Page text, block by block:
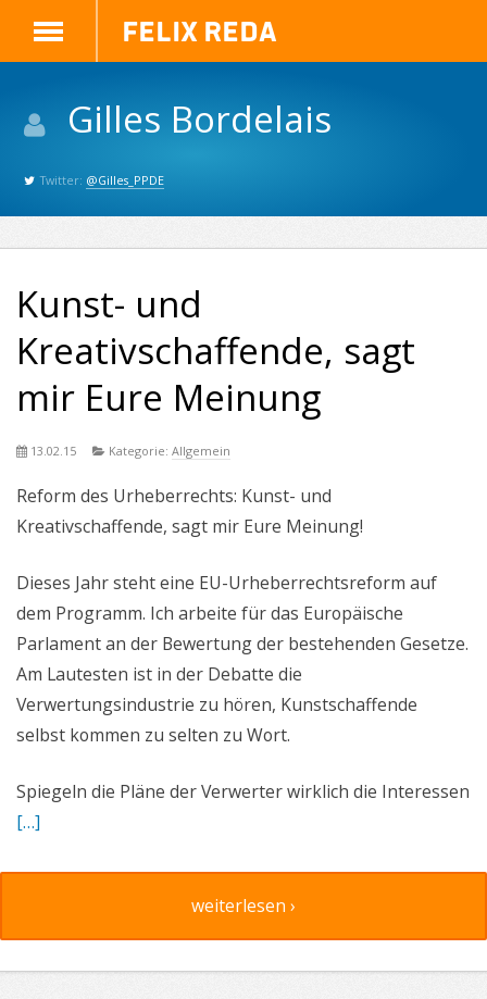
Felix Reda
Gilles Bordelais
Twitter: @Gilles_PPDE
Kunst- und
Kreativschaffende, sagt
mir Eure Meinung
13.02.15 Kategorie:Allgemein
Reform des Urheberrechts: Kunst- und
Kreativschaffende, sagt mir Eure Meinung!
Dieses Jahr steht eine EU-Urheberrechtsreform auf
dem Programm. Ich arbeite für das Europäische
Parlament an der Bewertung der bestehenden Gesetze.
Am Lautesten ist in der Debatte die
Verwertungsindustrie zu hören, Kunstschaffende
selbst kommen zu selten zu Wort.
Spiegeln die Pläne der Verwerter wirklich die Interessen
[…]
weiterlesen ›